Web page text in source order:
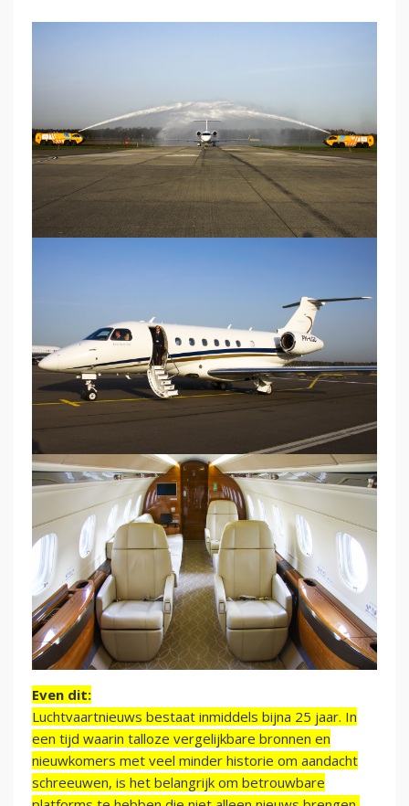
Even dit:
Luchtvaartnieuws bestaat inmiddels bijna 25 jaar. In
een tijd waarin talloze vergelijkbare bronnen en
nieuwkomers met veel minder historie om aandacht
schreeuwen, is het belangrijk om betrouwbare